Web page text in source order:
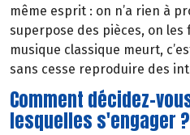
même esprit : on n’a rien à
superpose des pièces, on les
musique classique meurt,
sans cesse reproduire des
Comment décidez-
lesquelles s'engager ?